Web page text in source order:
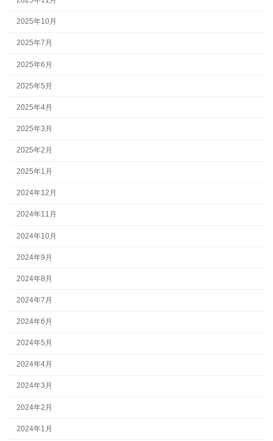
2025年10月
2025年7月
2025年6月
2025年5月
2025年4月
2025年3月
2025年2月
2025年1月
2024年12月
2024年11月
2024年10月
2024年9月
2024年8月
2024年7月
2024年6月
2024年5月
2024年4月
2024年3月
2024年2月
2024年1月